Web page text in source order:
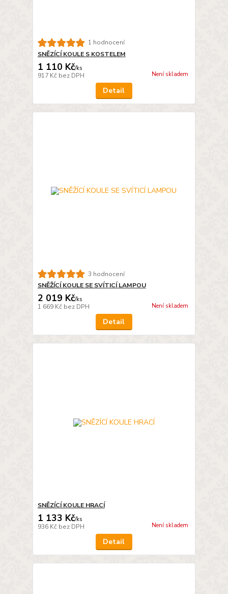
1 hodnocení
SNĚZÍCÍ KOULE S KOSTELEM
1 110 Kč/ks
917 Kč bez DPH Není skladem
Detail
3 hodnocení
SNĚŽÍCÍ KOULE SE SVÍTICÍ LAMPOU
2 019 Kč/ks
1 669 Kč bez DPH Není skladem
Detail
SNĚZÍCÍ KOULE HRACÍ
1 133 Kč/ks
936 Kč bez DPH Není skladem
Detail